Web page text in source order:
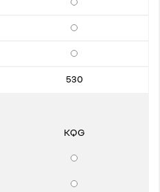
Lisavarustus
Lisavarustus
Lisavarustus
530
KQG
Lisavarustus
Lisavarustus